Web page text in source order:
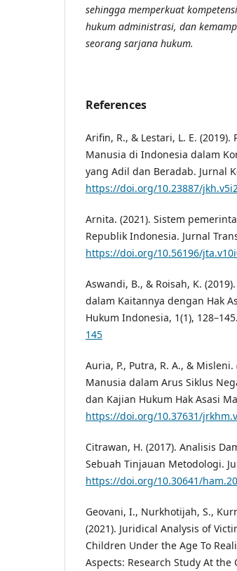
sehingga memperkuat
hukum administrasi, dan
seorang sarjana hukum.
References
Arifin, R., & Lestari, L. E.
Manusia di Indonesia dalam
yang Adil dan Beradab. Jurnal
https://doi.org/10.23887/
Arnita. (2021). Sistem
Republik Indonesia. Jurnal
https://doi.org/10.56196/
Aswandi, B., & Roisah, K.
dalam Kaitannya dengan Hak
Hukum Indonesia, 1(1), 128–145.
145
Auria, P., Putra, R. A., &
Manusia dalam Arus Siklus
dan Kajian Hukum Hak Asasi
https://doi.org/10.37631/
Citrawan, H. (2017). Analisis
Sebuah Tinjauan Metodologi.
https://doi.org/10.30641/
Geovani, I., Nurkhotijah, S.,
(2021). Juridical Analysis of
Children Under the Age To
Aspects: Research Study At